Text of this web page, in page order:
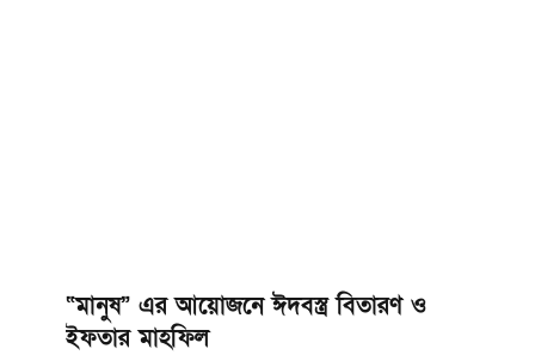
“মানুষ” এর আয়োজনে ঈদবস্ত্র বিতারণ ও
ইফতার মাহফিল